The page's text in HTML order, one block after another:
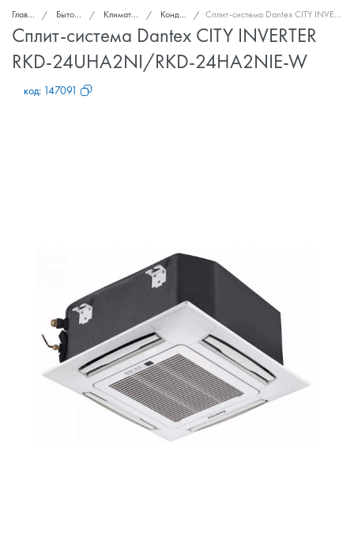
Главная Бытовая техника Климатическая техника Кондиционеры Сплит-система Dantex CITY INVERTER RKD-24UHA2NI/RKD-24HA2NIE-W
Сплит-система Dantex CITY INVERTER
RKD-24UHA2NI/RKD-24HA2NIE-W
код: 147091